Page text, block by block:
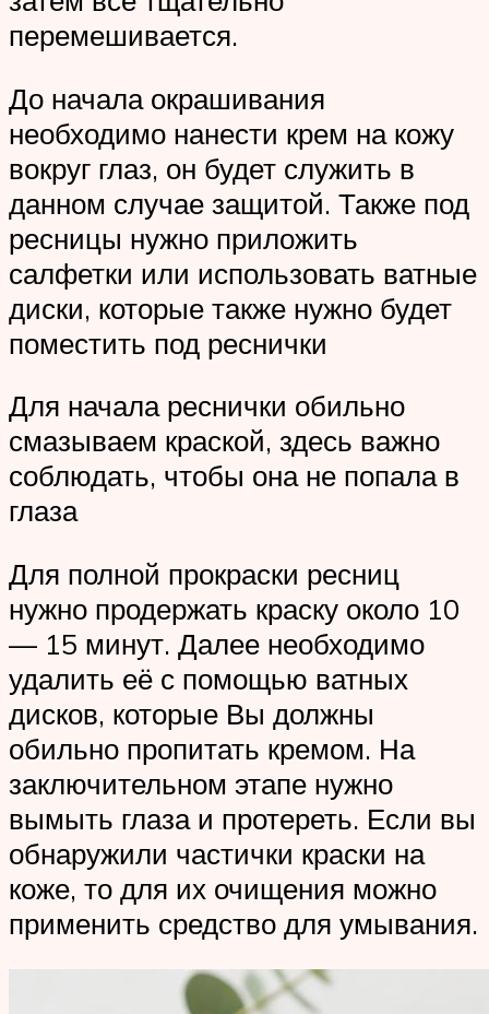
перемешивается.
До начала окрашивания
необходимо нанести крем на кожу
вокруг глаз, он будет служить в
данном случае защитой. Также под
ресницы нужно приложить
салфетки или использовать ватные
диски, которые также нужно будет
поместить под реснички
Для начала реснички обильно
смазываем краской, здесь важно
соблюдать, чтобы она не попала в
глаза
Для полной прокраски ресниц
нужно продержать краску около 10
— 15 минут. Далее необходимо
удалить её с помощью ватных
дисков, которые Вы должны
обильно пропитать кремом. На
заключительном этапе нужно
вымыть глаза и протереть. Если вы
обнаружили частички краски на
коже, то для их очищения можно
применить средство для умывания.